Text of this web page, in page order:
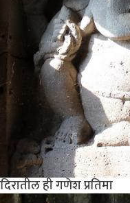
ही गणेश प्रतिमा